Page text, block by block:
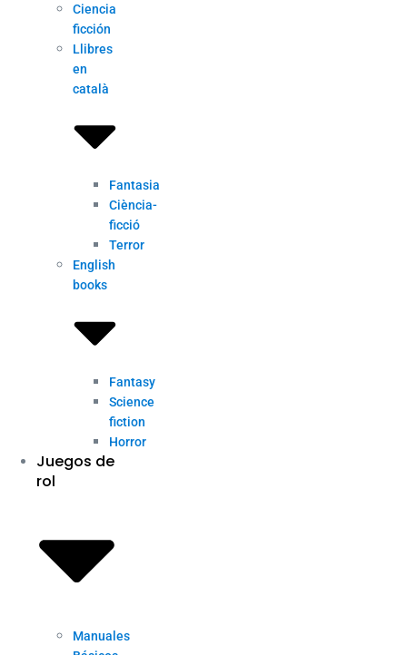
Ciencia
ficción
Llibres
en
català
Fantasia
Ciència-
ficció
Terror
English
books
Fantasy
Science
fiction
Horror
Juegos de
rol
Manuales